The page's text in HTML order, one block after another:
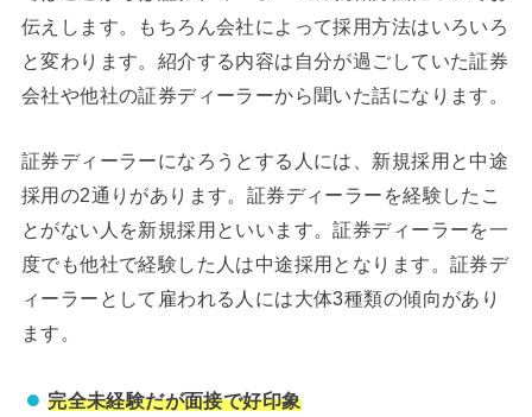
伝えします。もちろん会社によって採用方法はいろいろ
と変わります。紹介する内容は自分が過ごしていた証券
会社や他社の証券ディーラーから聞いた話になります。
証券ディーラーになろうとする人には、新規採用と中途
採用の2通りがあります。証券ディーラーを経験したこ
とがない人を新規採用といいます。証券ディーラーを一
度でも他社で経験した人は中途採用となります。証券デ
ィーラーとして雇われる人には大体3種類の傾向があり
ます。
完全未経験だが面接で好印象